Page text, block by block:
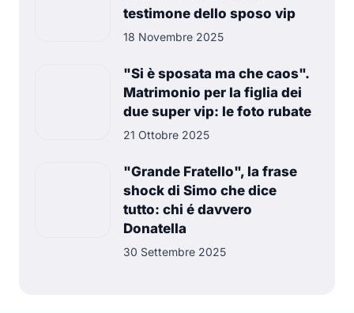
testimone dello sposo vip
18 Novembre 2025
"Si è sposata ma che caos".
Matrimonio per la figlia dei
due super vip: le foto rubate
21 Ottobre 2025
"Grande Fratello", la frase
shock di Simo che dice
tutto: chi é davvero
Donatella
30 Settembre 2025